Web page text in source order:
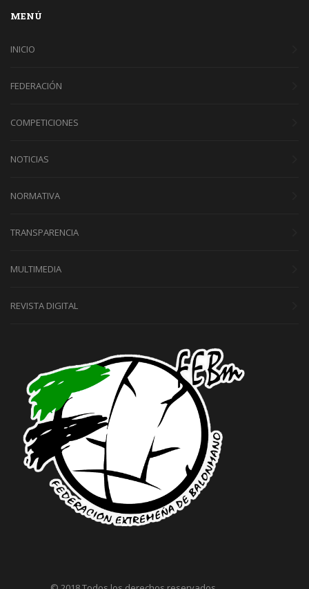
MENÚ
INICIO
FEDERACIÓN
COMPETICIONES
NOTICIAS
NORMATIVA
TRANSPARENCIA
MULTIMEDIA
REVISTA DIGITAL